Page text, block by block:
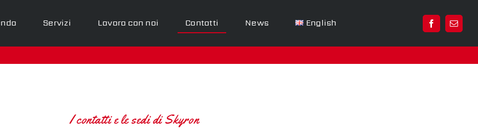
Servizi Lavora con noi Contatti News English
I contatti e le sedi di Skyron